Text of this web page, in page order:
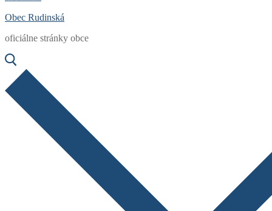
Obec Rudinská
oficiálne stránky obce